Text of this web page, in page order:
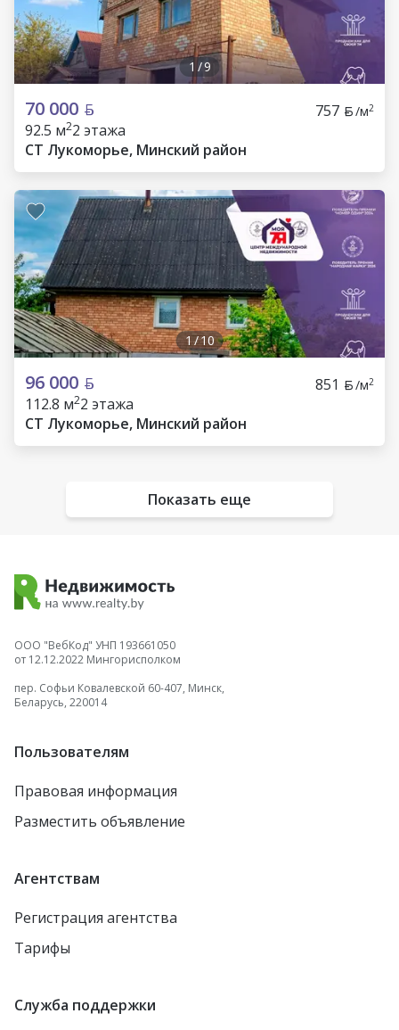
1 /9
70 000 757 /м2
92.5 м22 этажа
СТ Лукоморье, Минский район
1/10
96 000 851 /м2
112.8 м22 этажа
СТ Лукоморье, Минский район
Показать еще
ООО "ВебКод" УНП 193661050
от 12.12.2022 Мингорисполком
пер. Софьи Ковалевской 60-407, Минск,
Беларусь, 220014
Пользователям
Правовая информация
Разместить объявление
Агентствам
Регистрация агентства
Тарифы
Служба поддержки